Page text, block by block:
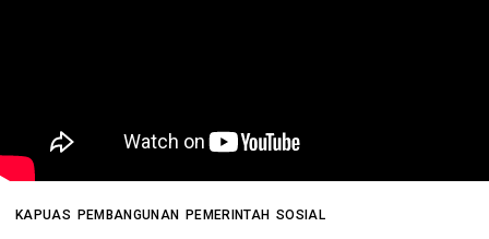
KAPUAS PEMBANGUNAN PEMERINTAH SOSIAL